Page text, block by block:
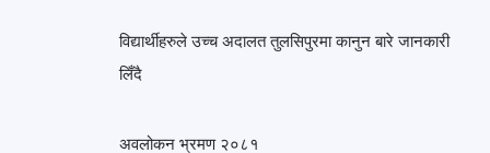
विद्यार्थीहरुले उच्च अदालत तुलसिपुरमा कानुन बारे जानकारी
लिँदै
अवलोकन भ्रमण २०८१